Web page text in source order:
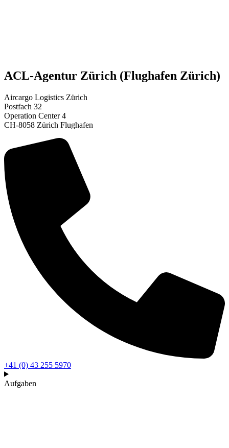
ACL-Agentur Zürich (Flughafen Zürich)
Aircargo Logistics Zürich
Postfach 32
Operation Center 4
CH-8058 Zürich Flughafen
+41 (0) 43 255 5970
Aufgaben